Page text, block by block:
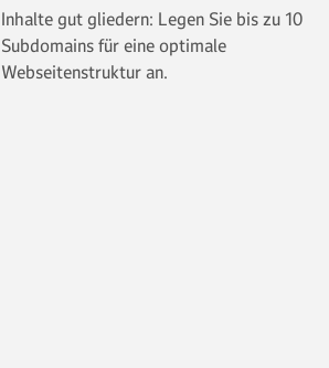
Inhalte gut gliedern: Legen Sie bis zu 10
Subdomains für eine optimale
Webseitenstruktur an.